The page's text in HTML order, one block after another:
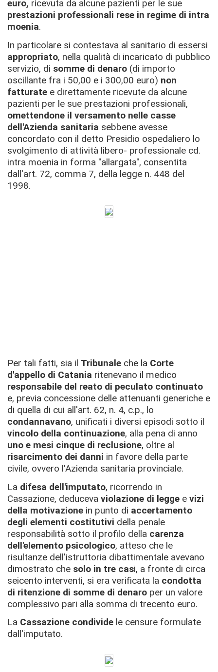
euro, ricevuta da alcune pazienti per le sue
prestazioni professionali rese in regime di intra
moenia.
In particolare si contestava al sanitario di essersi
appropriato, nella qualità di incaricato di pubblico
servizio, di somme di denaro (di importo
oscillante fra i 50,00 e i 300,00 euro) non
fatturate e direttamente ricevute da alcune
pazienti per le sue prestazioni professionali,
omettendone il versamento nelle casse
dell'Azienda sanitaria sebbene avesse
concordato con il detto Presidio ospedaliero lo
svolgimento di attività libero- professionale cd.
intra moenia in forma "allargata", consentita
dall'art. 72, comma 7, della legge n. 448 del
1998.
Per tali fatti, sia il Tribunale che la Corte
d'appello di Catania ritenevano il medico
responsabile del reato di peculato continuato
e, previa concessione delle attenuanti generiche e
di quella di cui all'art. 62, n. 4, c.p., lo
condannavano, unificati i diversi episodi sotto il
vincolo della continuazione, alla pena di anno
uno e mesi cinque di reclusione, oltre al
risarcimento dei danni in favore della parte
civile, ovvero l'Azienda sanitaria provinciale.
La difesa dell'imputato, ricorrendo in
Cassazione, deduceva violazione di legge e vizi
della motivazione in punto di accertamento
degli elementi costitutivi della penale
responsabilità sotto il profilo della carenza
dell'elemento psicologico, atteso che le
risultanze dell'istruttoria dibattimentale avevano
dimostrato che solo in tre casi, a fronte di circa
seicento interventi, si era verificata la condotta
di ritenzione di somme di denaro per un valore
complessivo pari alla somma di trecento euro.
La Cassazione condivide le censure formulate
dall'imputato.